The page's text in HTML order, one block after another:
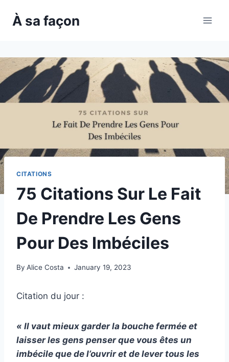
À sa façon
CITATIONS
75 Citations Sur Le Fait
De Prendre Les Gens
Pour Des Imbéciles
By Alice Costa January 19, 2023
Citation du jour :
« Il vaut mieux garder la bouche fermée et
laisser les gens penser que vous êtes un
imbécile que de l’ouvrir et de lever tous les